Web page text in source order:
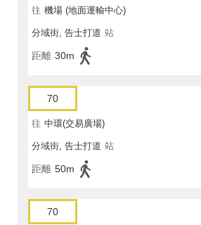
往 機場 (地面運輸中心)
分域街, 告士打道 站
距離 30m
70
往 中環(交易廣場)
分域街, 告士打道 站
距離 50m
70